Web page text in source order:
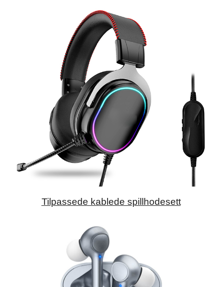
Tilpassede kablede spillhodesett